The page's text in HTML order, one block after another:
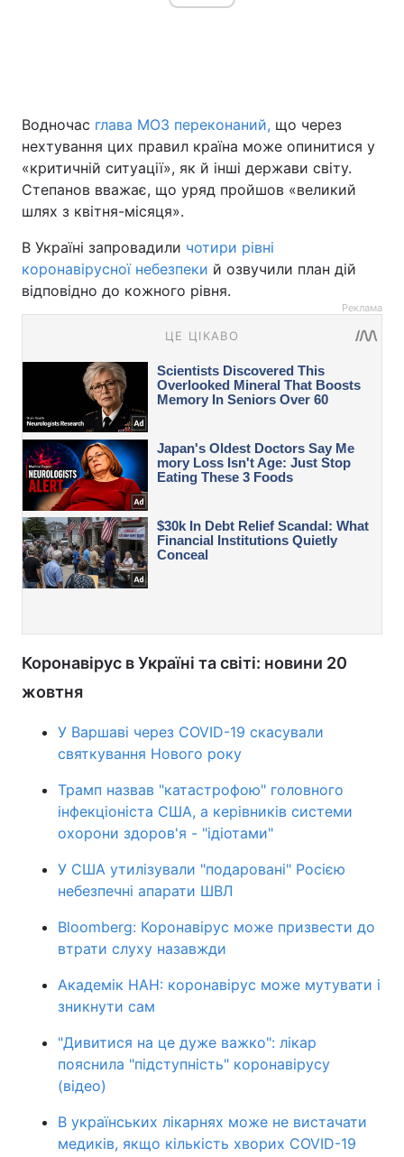
Водночас глава МОЗ переконаний, що через
нехтування цих правил країна може опинитися у
«критичній ситуації», як й інші держави світу.
Степанов вважає, що уряд пройшов «великий
шлях з квітня-місяця».
В Україні запровадили чотири рівні
коронавірусної небезпеки й озвучили план дій
відповідно до кожного рівня.
Реклама
Коронавірус в Україні та світі: новини 20
жовтня
У Варшаві через COVID-19 скасували
святкування Нового року
Трамп назвав "катастрофою" головного
інфекціоніста США, а керівників системи
охорони здоров'я - "ідіотами"
У США утилізували "подаровані" Росією
небезпечні апарати ШВЛ
Bloomberg: Коронавірус може призвести до
втрати слуху назавжди
Академік НАН: коронавірус може мутувати і
зникнути сам
"Дивитися на це дуже важко": лікар
пояснила "підступність" коронавірусу
(відео)
В українських лікарнях може не вистачати
медиків, якщо кількість хворих COVID-19